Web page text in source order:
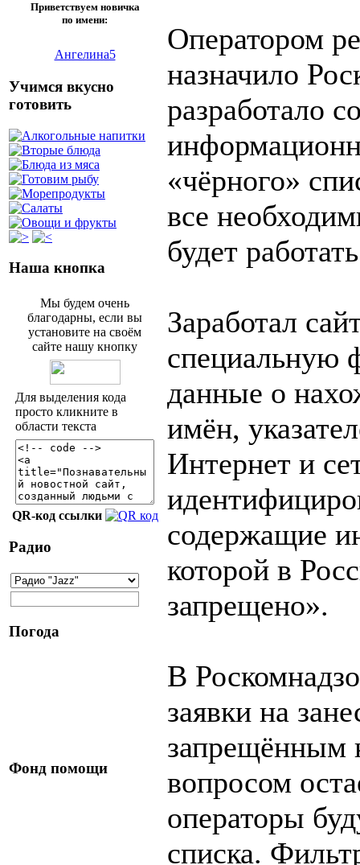
Приветствуем новичка
по имени:
Ангелина5
Учимся вкусно
готовить
Наша кнопка
Мы будем очень
благодарны, если вы
установите на своём
сайте нашу кнопку
Для выделения кода
просто кликните в
области текста
QR-код ссылки
Радио
Погода
Фонд помощи
Оператором
назначило
разработало
«чёрного»
все
будет
Заработал
специальную
данные о
имён,
Интернет и
содержащие
которой в
запрещено».
В
заявки на
запрещённым
вопросом
операторы
списка.